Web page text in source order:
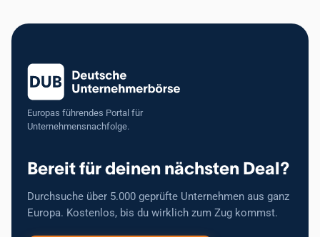
Europas führendes Portal für
Unternehmensnachfolge.
Bereit für deinen nächsten Deal?
Durchsuche über 5.000 geprüfte Unternehmen aus ganz
Europa. Kostenlos, bis du wirklich zum Zug kommst.